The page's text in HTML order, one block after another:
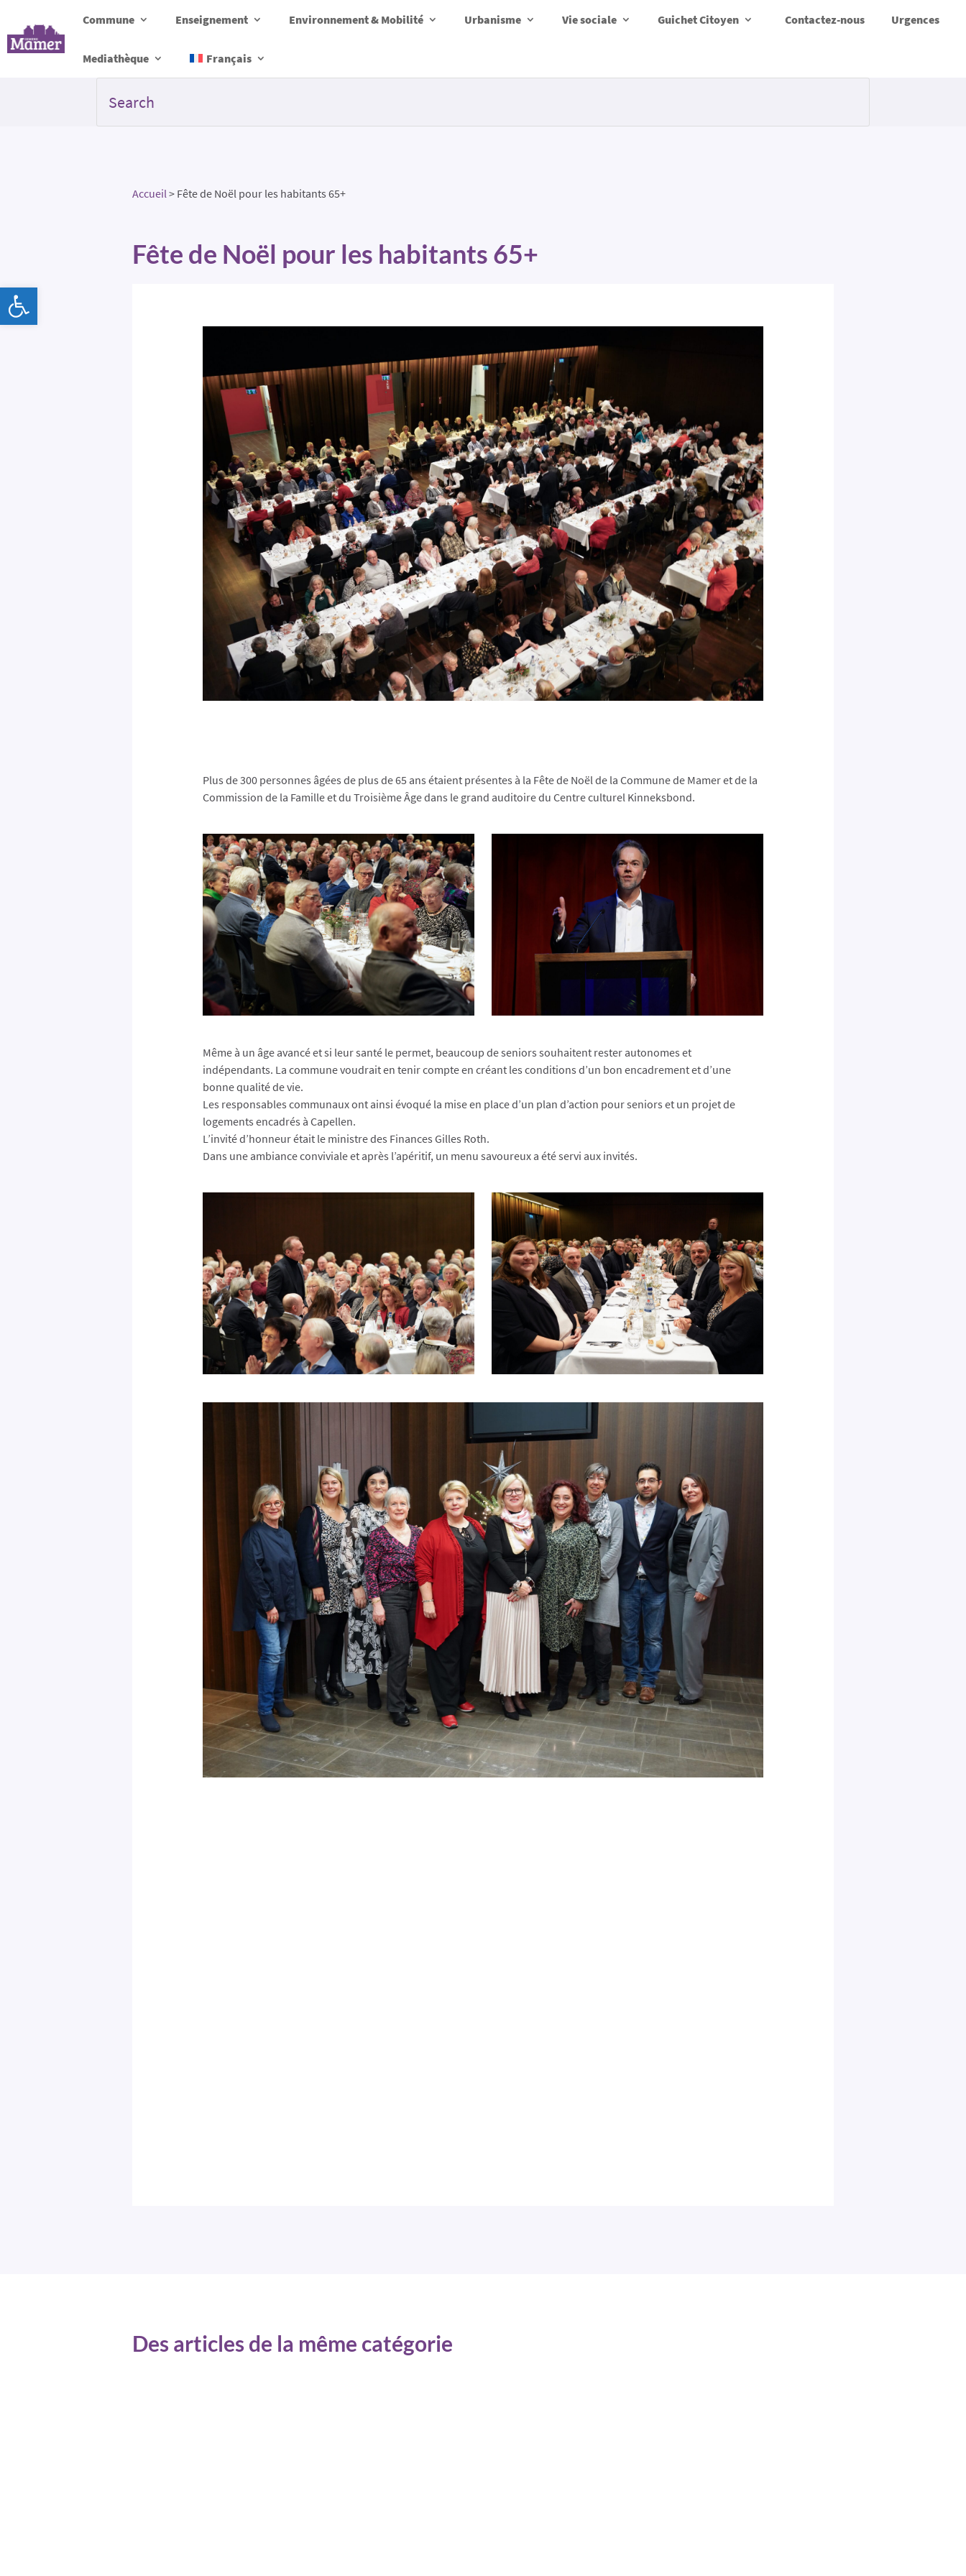
Commune Enseignement Environnement & Mobilité Urbanisme Vie sociale Guichet Citoyen Contactez-nous Urgences
Mediathèque Français
Accueil> Fête de Noël pour les habitants 65+
Fête de Noël pour les habitants 65+
Plus de 300 personnes âgées de plus de 65 ans étaient présentes à la Fête de Noël de la Commune de Mamer et de la
Commission de la Famille et du Troisième Âge dans le grand auditoire du Centre culturel Kinneksbond.
Même à un âge avancé et si leur santé le permet, beaucoup de seniors souhaitent rester autonomes et
indépendants. La commune voudrait en tenir compte en créant les conditions d’un bon encadrement et d’une
bonne qualité de vie.
Les responsables communaux ont ainsi évoqué la mise en place d’un plan d’action pour seniors et un projet de
logements encadrés à Capellen.
L’invité d’honneur était le ministre des Finances Gilles Roth.
Dans une ambiance conviviale et après l’apéritif, un menu savoureux a été servi aux invités.
Des articles de la même catégorie
Ouvrir la barre d’outils